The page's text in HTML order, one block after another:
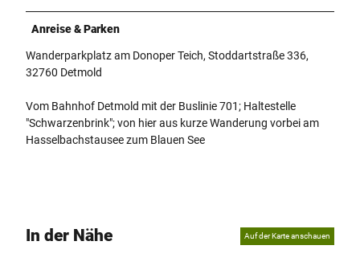
Anreise & Parken
Wanderparkplatz am Donoper Teich, Stoddartstraße 336,
32760 Detmold
Vom Bahnhof Detmold mit der Buslinie 701; Haltestelle
"Schwarzenbrink"; von hier aus kurze Wanderung vorbei am
Hasselbachstausee zum Blauen See
In der Nähe Auf der Karte anschauen